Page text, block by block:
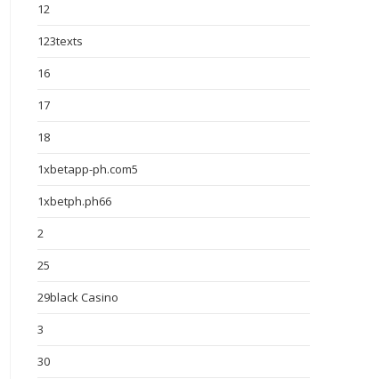
12
123texts
16
17
18
1xbetapp-ph.com5
1xbetph.ph66
2
25
29black Casino
3
30